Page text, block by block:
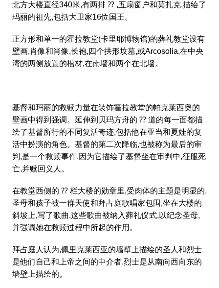
北方大楼直径340米,有两排 ⁇ ,五扇窗户和莫扎克,描绘了
玛丽的祖先,包括大卫家16位国王。
正方形和单一的霍拉教堂(卡里耶博物馆)的葬礼教堂设有
壁画,肖像和肖像,长袍,四个拱形坟墓,或Arcosolia,在中央
湾的两侧放置的棺材,在南墙和两个在北墙。
基督和玛丽的救赎力量在装饰霍拉教堂的帕克莱西奥的
壁画中得到强调。延伸到贝玛方舟的 ⁇ 道的每一面都描
绘了基督所行的不同复活奇迹,包括他在亚当和夏娃的复
活中扮演的角色。基督的第二次降临,也被称为最后的审
判,是一个救赎事件,因为它描绘了基督坐在审判中,征服死
亡,并赎回义人。
在教堂西侧的 ⁇ 栏大楼的勋章里,受肉体的主题是明显的,
圣母和孩子被一群天使和拜占庭歌唱家包围,坐在大楼的
斜坡上,写了歌曲,这些歌曲被纳入葬礼仪式,以纪念圣母,
并强调她在救赎过程中所起的作用。
拜占庭人认为,佩里克莱西亚的墙壁上描绘的圣人和烈士
是他们自己和上帝之间的中介者,烈士是从南向西向东的
墙壁上描绘的。